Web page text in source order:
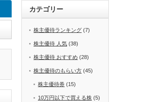
カテゴリー
株主優待ランキング (7)
株主優待 人気 (38)
株主優待 おすすめ (28)
株主優待のもらい方 (45)
株主優待券 (15)
10万円以下で買える株 (5)